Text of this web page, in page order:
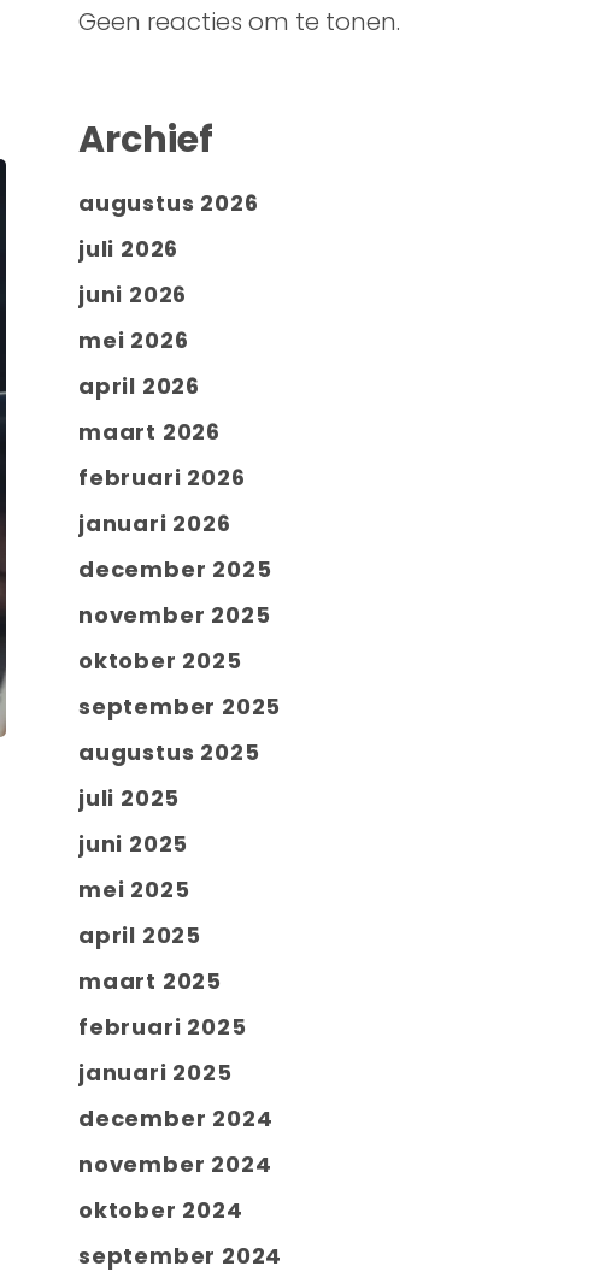
Geen reacties om te tonen.
Archief
augustus 2026
juli 2026
juni 2026
mei 2026
april 2026
maart 2026
februari 2026
januari 2026
december 2025
november 2025
oktober 2025
september 2025
augustus 2025
juli 2025
juni 2025
mei 2025
april 2025
maart 2025
februari 2025
januari 2025
december 2024
november 2024
oktober 2024
september 2024